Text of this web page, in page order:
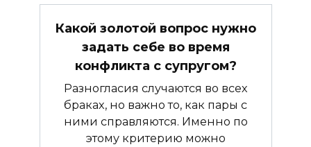
Какой золотой вопрос нужно
задать себе во время
конфликта с супругом?
Разногласия случаются во всех
браках, но важно то, как пары с
ними справляются. Именно по
этому критерию можно